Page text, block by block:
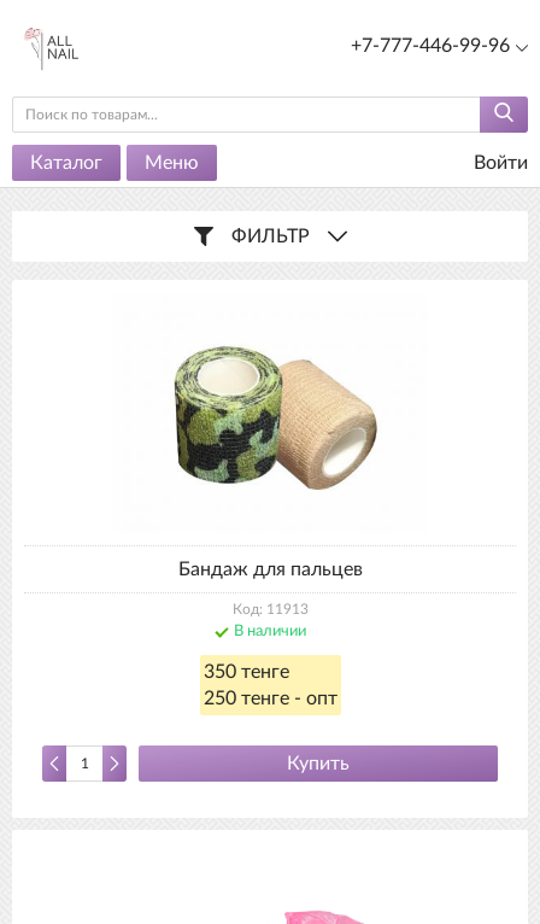
+7-777-446-99-96
Каталог Меню Войти
ФИЛЬТР
Бандаж для пальцев
Код: 11913
В наличии
350 тенге
250 тенге - опт
Купить